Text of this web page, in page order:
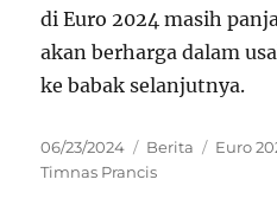
di Euro 2024 masih
akan berharga dalam
ke babak selanjutnya.
Posted
on
06/23/2024 Categories
Berita Tags
Euro
Timnas Prancis